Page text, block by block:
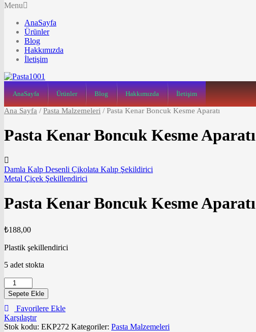
Menu
AnaSayfa
Ürünler
Blog
Hakkımızda
İletişim
AnaSayfa Ürünler Blog Hakkımızda İletişim
Ana Sayfa / Pasta Malzemeleri / Pasta Kenar Boncuk Kesme Aparatı
Pasta Kenar Boncuk Kesme Aparatı
Damla Kalp Desenli Çikolata Kalıp Şekildirici
Metal Çiçek Şekillendirici
Pasta Kenar Boncuk Kesme Aparatı
₺188,00
Plastik şekillendirici
5 adet stokta
Pasta
Kenar
Boncuk
Kesme
Aparatı
adet
Sepete Ekle
Favorilere Ekle
Karşılaştır
Stok kodu: EKP272 Kategoriler: Pasta Malzemeleri